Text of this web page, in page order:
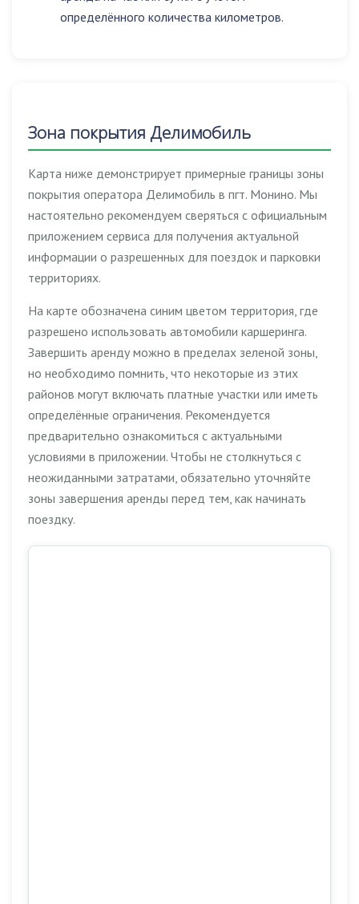
определённого количества километров.
Зона покрытия Делимобиль
Карта ниже демонстрирует примерные границы зоны
покрытия оператора Делимобиль в пгт. Монино. Мы
настоятельно рекомендуем сверяться с официальным
приложением сервиса для получения актуальной
информации о разрешенных для поездок и парковки
территориях.
На карте обозначена синим цветом территория, где
разрешено использовать автомобили каршеринга.
Завершить аренду можно в пределах зеленой зоны,
но необходимо помнить, что некоторые из этих
районов могут включать платные участки или иметь
определённые ограничения. Рекомендуется
предварительно ознакомиться с актуальными
условиями в приложении. Чтобы не столкнуться с
неожиданными затратами, обязательно уточняйте
зоны завершения аренды перед тем, как начинать
поездку.